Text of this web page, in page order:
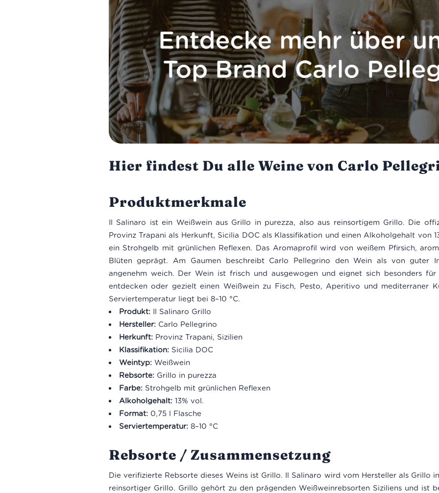
Hier findest Du alle Weine von Carlo
Produktmerkmale
Il Salinaro ist ein Weißwein aus Grillo in purezza, also aus reinsortigem Grillo. Die
Provinz Trapani als Herkunft, Sicilia DOC als Klassifikation und einen Alkoholgehalt von
ein Strohgelb mit grünlichen Reflexen. Das Aromaprofil wird von weißem Pfirsich,
Blüten geprägt. Am Gaumen beschreibt Carlo Pellegrino den Wein als von guter
angenehm weich. Der Wein ist frisch und ausgewogen und eignet sich besonders
entdecken oder gezielt einen Weißwein zu Fisch, Pesto, Aperitivo und mediterraner
Serviertemperatur liegt bei 8–10 °C.
Produkt:Il Salinaro Grillo
Hersteller:Carlo Pellegrino
Herkunft:Provinz Trapani, Sizilien
Klassifikation:Sicilia DOC
Weintyp:Weißwein
Rebsorte:Grillo in purezza
Farbe:Strohgelb mit grünlichen Reflexen
Alkoholgehalt:13% vol.
Format:0,75 l Flasche
Serviertemperatur:8–10 °C
Rebsorte / Zusammensetzung
Die verifizierte Rebsorte dieses Weins ist Grillo. Il Salinaro wird vom Hersteller als Grillo
reinsortiger Grillo. Grillo gehört zu den prägenden Weißweinrebsorten Siziliens und ist